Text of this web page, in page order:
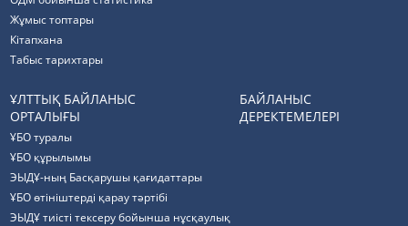
Жұмыс топтары
Кітапхана
Табыс тарихтары
ҰЛТТЫҚ БАЙЛАНЫС
ОРТАЛЫҒЫ
ҰБО туралы
ҰБО құрылымы
ЭЫДҰ-ның Басқарушы қағидаттары
ҰБО өтініштерді қарау тәртібі
ЭЫДҰ тиісті тексеру бойынша нұсқаулық
БАЙЛАНЫС
ДЕРЕКТЕМЕЛЕРІ